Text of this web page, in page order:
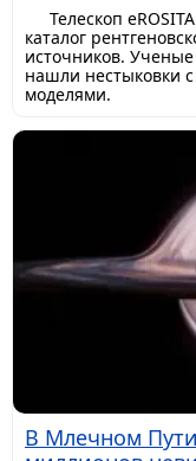
Телескоп
каталог
источников. Ученые
нашли нестыковки
моделями.
В Млечном